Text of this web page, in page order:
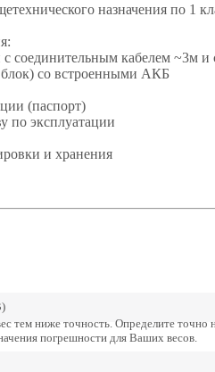
назначения по 1
с соединительным кабелем ~3м
со встроенными АКБ
(паспорт)
по эксплуатации
и хранения
тем ниже точность. Определите
погрешности для Ваших весов.